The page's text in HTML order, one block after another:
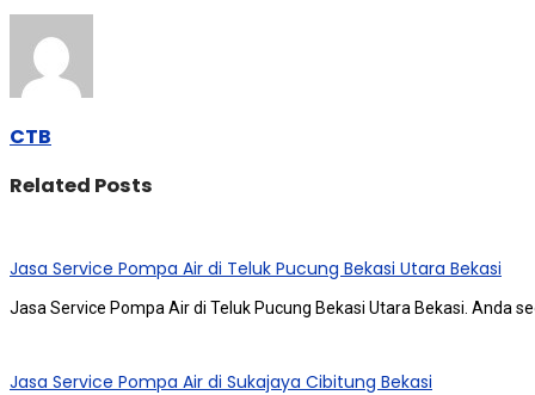
CTB
Related Posts
Jasa Service Pompa Air di Teluk Pucung Bekasi Utara Bekasi
Jasa Service Pompa Air di Teluk Pucung Bekasi Utara Bekasi. Andа
Jasa Service Pompa Air di Sukajaya Cibitung Bekasi